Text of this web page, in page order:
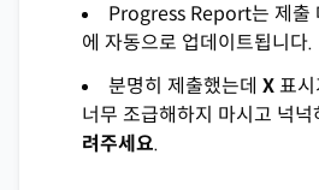
Progress Report는 제출
에 자동으로 업데이트됩니다.
분명히 제출했는데 X표
너무 조급해하지 마시고 넉넉
려주세요.